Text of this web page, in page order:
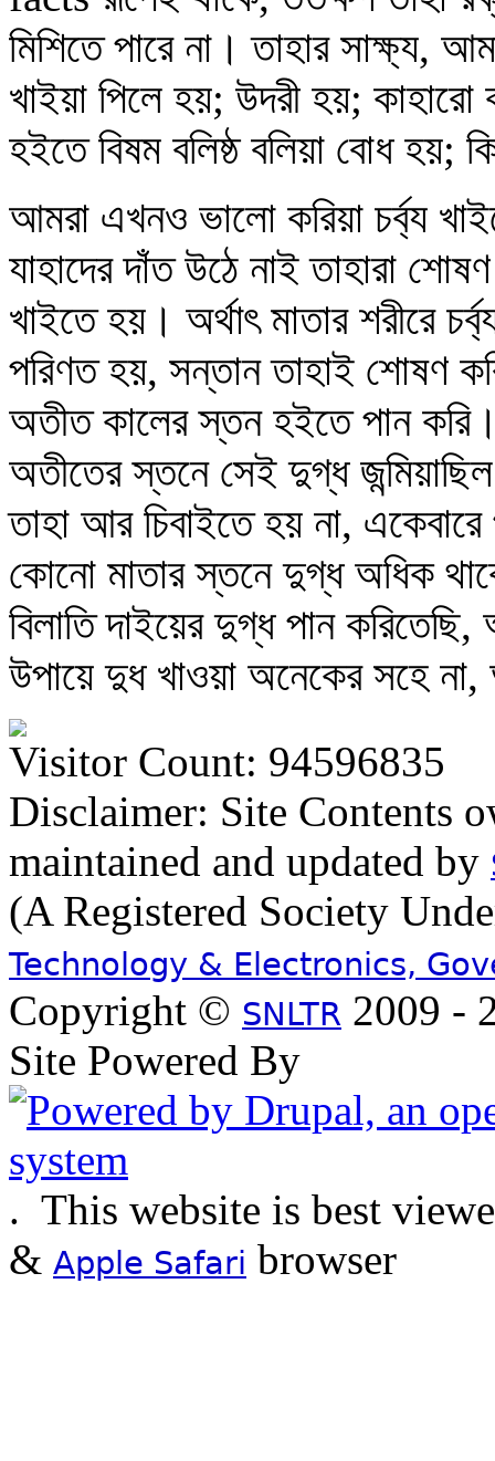
মিশিতে পারে না। তাহার সাক্ষ্য,
খাইয়া পিলে হয়; উদরী হয়; কাহারো
হইতে বিষম বলিষ্ঠ বলিয়া বোধ হয়;
আমরা এখনও ভালো করিয়া চর্ব্য
যাহাদের দাঁত উঠে নাই তাহারা
খাইতে হয়। অর্থাৎ মাতার শরীরে
পরিণত হয়, সন্তান তাহাই শোষণ
অতীত কালের স্তন হইতে পান করি।
অতীতের স্তনে সেই দুগ্ধ
তাহা আর চিবাইতে হয় না,
কোনো মাতার স্তনে দুগ্ধ অধিক
বিলাতি দাইয়ের দুগ্ধ পান
উপায়ে দুধ খাওয়া অনেকের সহে
Visitor Count: 94596835
Disclaimer: Site Contents
maintained and updated by
(A Registered Society
Technology & Electronics,
Copyright © SNLTR 2009 -
Site Powered By
. This website is best
& Apple Safari browser